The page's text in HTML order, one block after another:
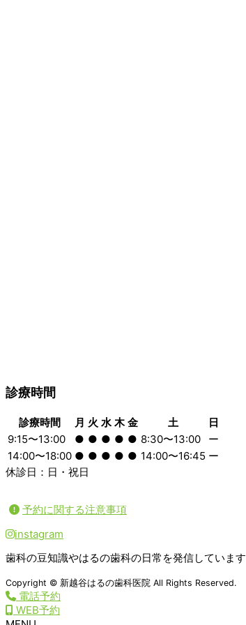
診療時間
診療時間 月 火 水 木 金 土
日
9:15〜13:00
● ● ● ● ● 8:30〜13:00
ー
14:00〜18:00 ● ● ● ● ● 14:00〜16:45 ー
休診日：日・祝日
予約に関する注意事項
instagram
歯科の豆知識やはるの歯科の日常を発信しています
Copyright © 新越谷はるの歯科医院 All Rights Reserved.
電話予約
WEB予約